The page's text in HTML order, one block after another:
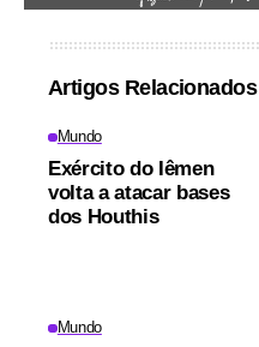
Artigos Relacionados
Mundo
Exército do Iêmen
volta a atacar bases
dos Houthis
Mundo